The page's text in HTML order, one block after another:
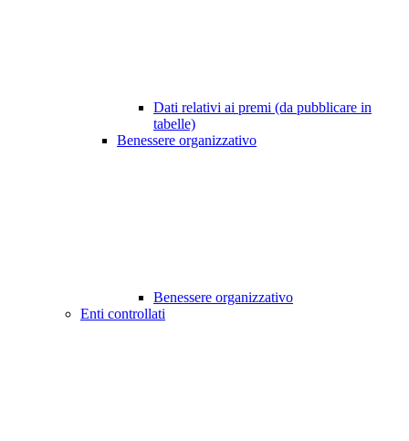
Dati relativi ai premi (da pubblicare in
tabelle)
Benessere organizzativo
Benessere organizzativo
Enti controllati